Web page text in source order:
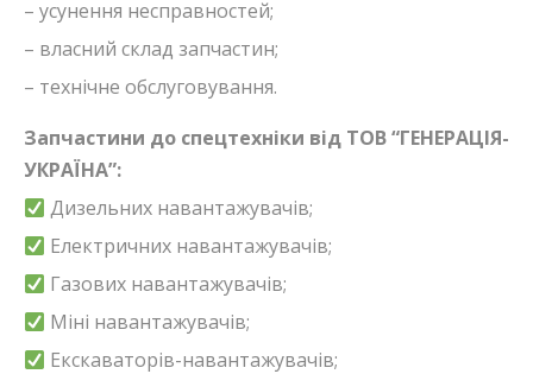
– усунення несправностей;
– власний склад запчастин;
– технічне обслуговування.
Запчастини до спецтехніки від ТОВ “ГЕНЕРАЦІЯ-
УКРАЇНА”:
Дизельних навантажувачів;
Електричних навантажувачів;
Газових навантажувачів;
Міні навантажувачів;
Екскаваторів-навантажувачів;